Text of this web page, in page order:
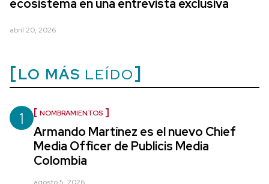
ecosistema en una entrevista exclusiva
abril 20, 2026
LO MÁS LEÍDO
1 NOMBRAMIENTOS
Armando Martínez es el nuevo Chief
Media Officer de Publicis Media
Colombia